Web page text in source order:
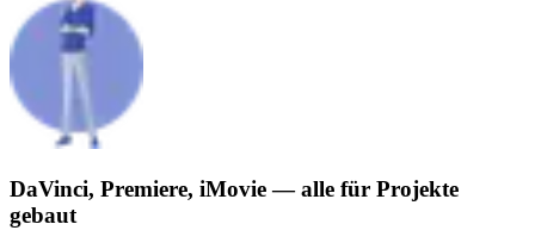
DaVinci, Premiere, iMovie — alle für Projekte
gebaut